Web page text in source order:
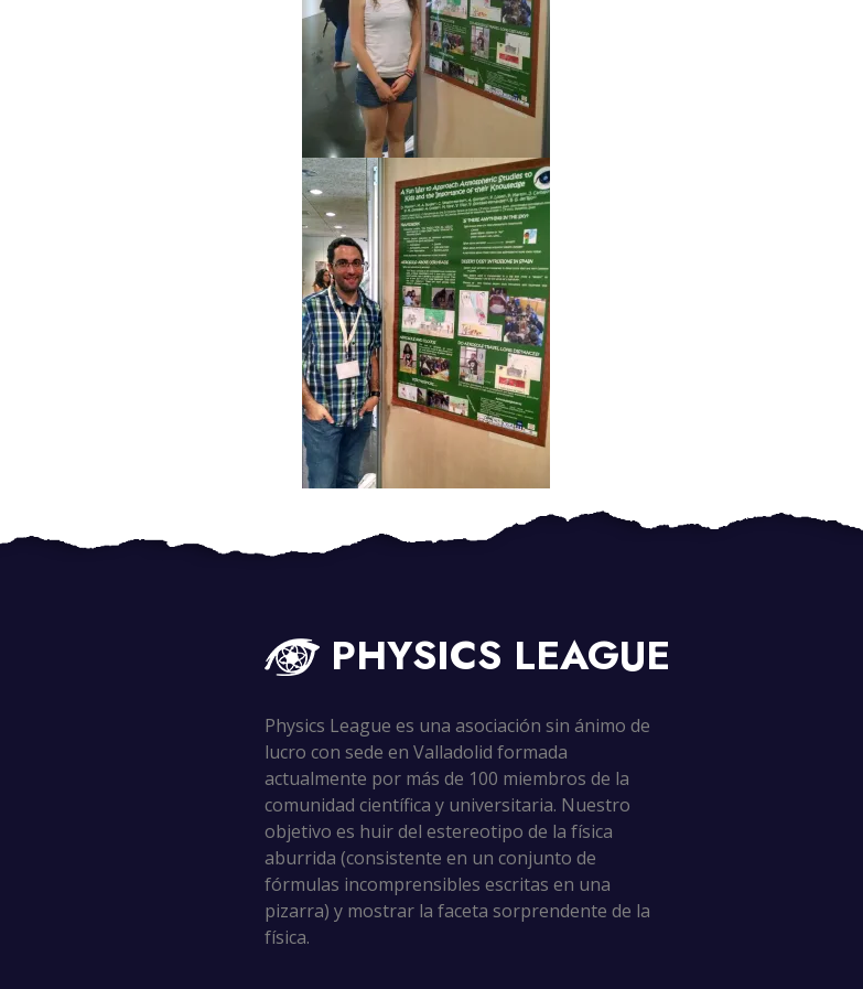
PHYSICS LEAGUE
Physics League es una asociación sin ánimo de
lucro con sede en Valladolid formada
actualmente por más de 100 miembros de la
comunidad científica y universitaria. Nuestro
objetivo es huir del estereotipo de la física
aburrida (consistente en un conjunto de
fórmulas incomprensibles escritas en una
pizarra) y mostrar la faceta sorprendente de la
física.